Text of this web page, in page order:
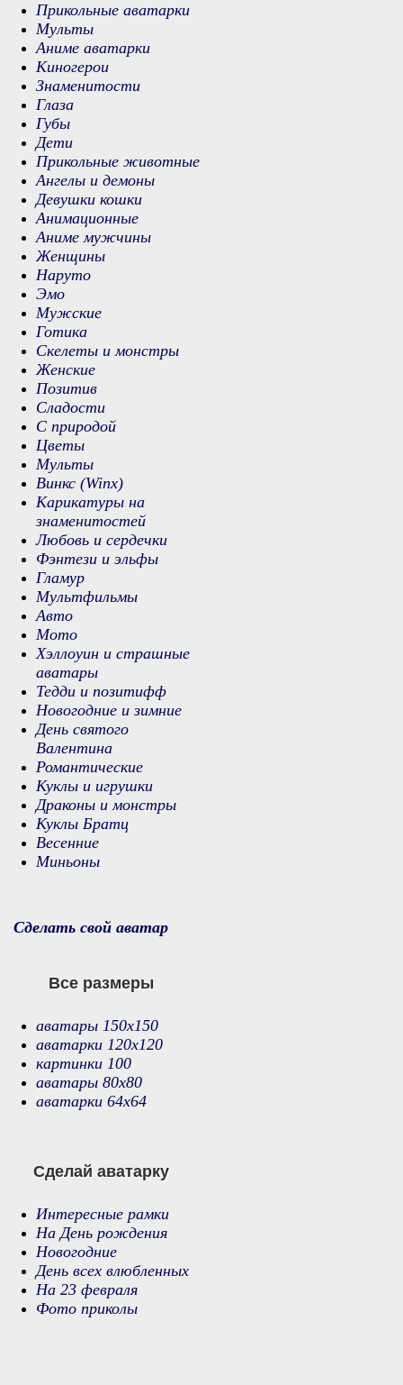
Прикольные аватарки
Мульты
Аниме аватарки
Киногерои
Знаменитости
Глаза
Губы
Дети
Прикольные животные
Ангелы и демоны
Девушки кошки
Анимационные
Аниме мужчины
Женщины
Наруто
Эмо
Мужские
Готика
Скелеты и монстры
Женские
Позитив
Сладости
С природой
Цветы
Мульты
Винкс (Winx)
Карикатуры на
знаменитостей
Любовь и сердечки
Фэнтези и эльфы
Гламур
Мультфильмы
Авто
Мото
Хэллоуин и страшные
аватары
Тедди и позитифф
Новогодние и зимние
День святого
Валентина
Романтические
Куклы и игрушки
Драконы и монстры
Куклы Братц
Весенние
Миньоны
Сделать свой аватар
Все размеры
аватары 150х150
аватарки 120х120
картинки 100
аватары 80х80
аватарки 64х64
Сделай аватарку
Интересные рамки
На День рождения
Новогодние
День всех влюбленных
На 23 февраля
Фото приколы